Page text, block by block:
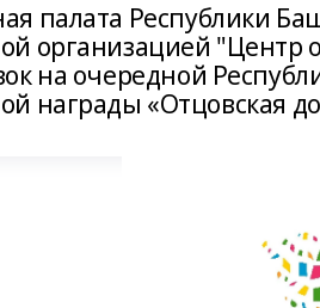
палата Республики
организацией "Центр
на очередной
награды «Отцовская